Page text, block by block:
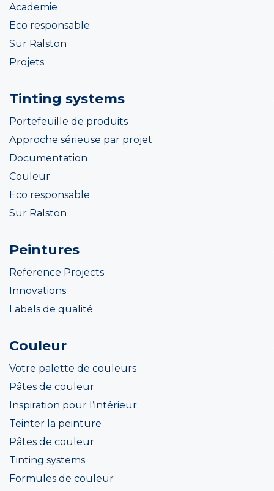
Academie
Eco responsable
Sur Ralston
Projets
Tinting systems
Portefeuille de produits
Approche sérieuse par projet
Documentation
Couleur
Eco responsable
Sur Ralston
Peintures
Reference Projects
Innovations
Labels de qualité
Couleur
Votre palette de couleurs
Pâtes de couleur
Inspiration pour l’intérieur
Teinter la peinture
Pâtes de couleur
Tinting systems
Formules de couleur